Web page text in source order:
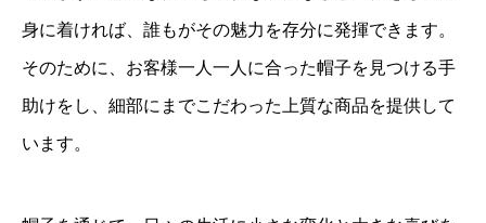
身に着ければ、誰もがその魅力を存分に発揮できます。
そのために、お客様一人一人に合った帽子を見つける手
助けをし、細部にまでこだわった上質な商品を提供して
います。